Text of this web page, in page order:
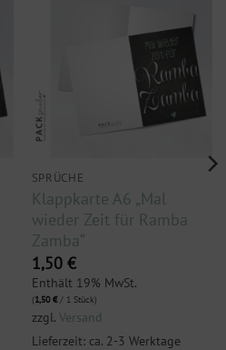
SPRÜCHE
Klappkarte A6 „Mal
wieder Zeit für Ramba
Zamba“
1,50 €
Enthält 19% MwSt.
(1,50€/ 1 Stück)
zzgl. Versand
Lieferzeit: ca. 2-3 Werktage